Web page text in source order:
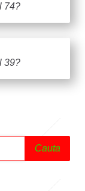
74?
39?
Cauta